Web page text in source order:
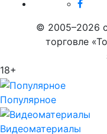
© 2005–2026
торговле
18+
Популярное
Видеоматериалы